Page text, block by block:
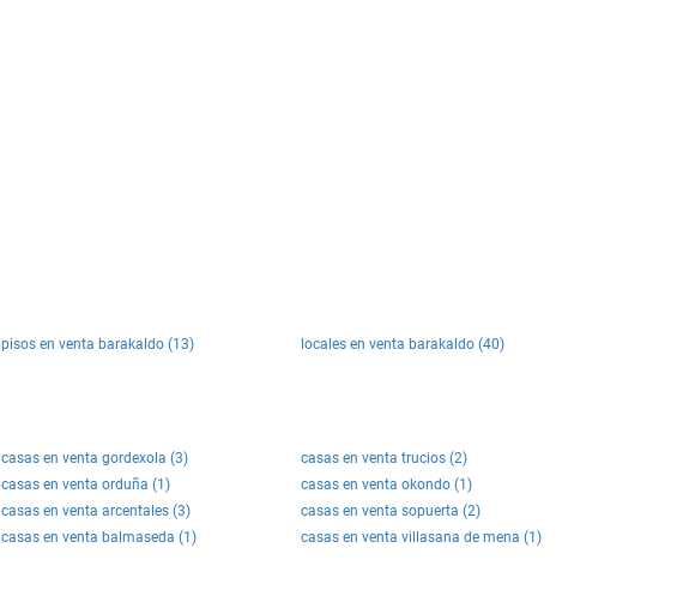
pisos en venta barakaldo (13)
locales en venta barakaldo (40)
casas en venta gordexola (3)
casas en venta trucios (2)
casas en venta orduña (1)
casas en venta okondo (1)
casas en venta arcentales (3)
casas en venta sopuerta (2)
casas en venta balmaseda (1)
casas en venta villasana de mena (1)